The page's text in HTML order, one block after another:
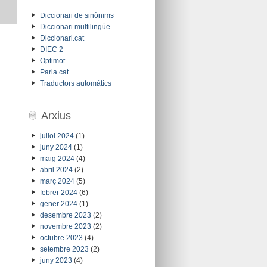
Diccionari de sinònims
Diccionari multilingüe
Diccionari.cat
DIEC 2
Optimot
Parla.cat
Traductors automàtics
Arxius
juliol 2024(1)
juny 2024(1)
maig 2024(4)
abril 2024(2)
març 2024(5)
febrer 2024(6)
gener 2024(1)
desembre 2023 (2)
novembre 2023 (2)
octubre 2023 (4)
setembre 2023 (2)
juny 2023 (4)